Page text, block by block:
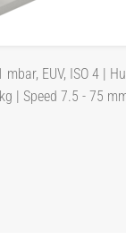
EUV, ISO 4 |
| Speed 7.5 - 75